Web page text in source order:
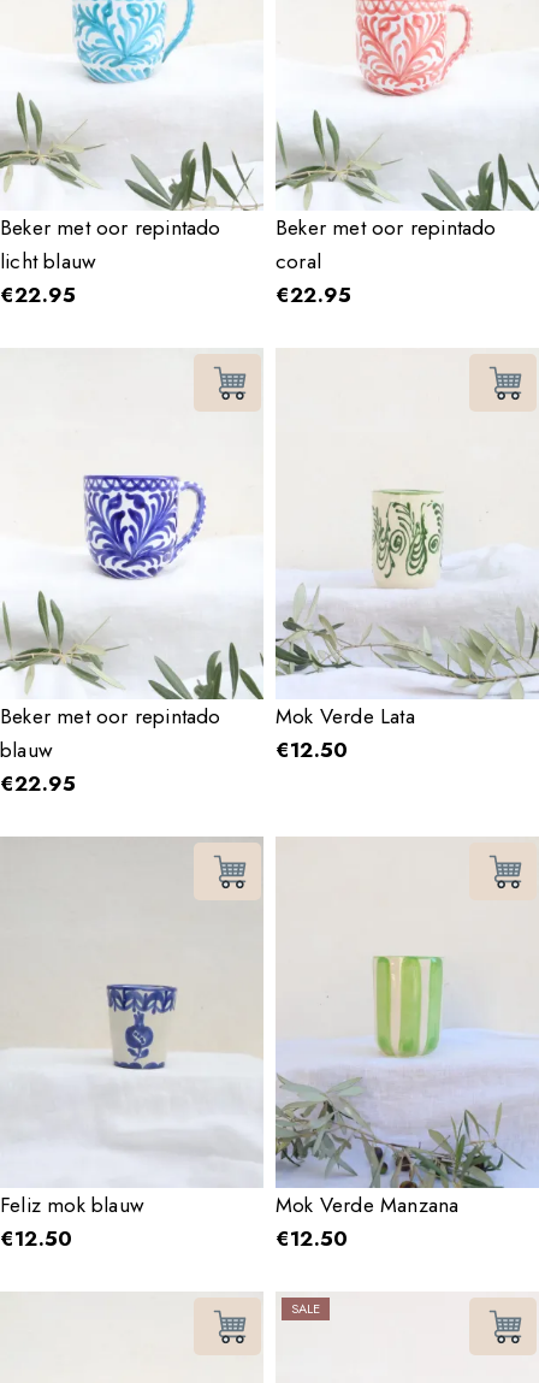
Beker met oor repintado
licht blauw
€22.95
Beker met oor repintado
coral
€22.95
Beker met oor repintado
blauw
€22.95
Mok Verde Lata
€12.50
Feliz mok blauw
€12.50
Mok Verde Manzana
€12.50
SALE